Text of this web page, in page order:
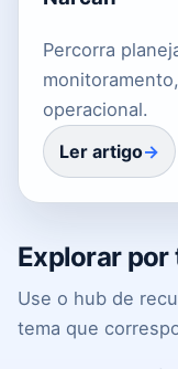
Percorra
operacional.
Ler artigo
Explorar por
Use o hub de
tema que